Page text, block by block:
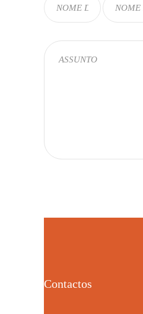
Contactos